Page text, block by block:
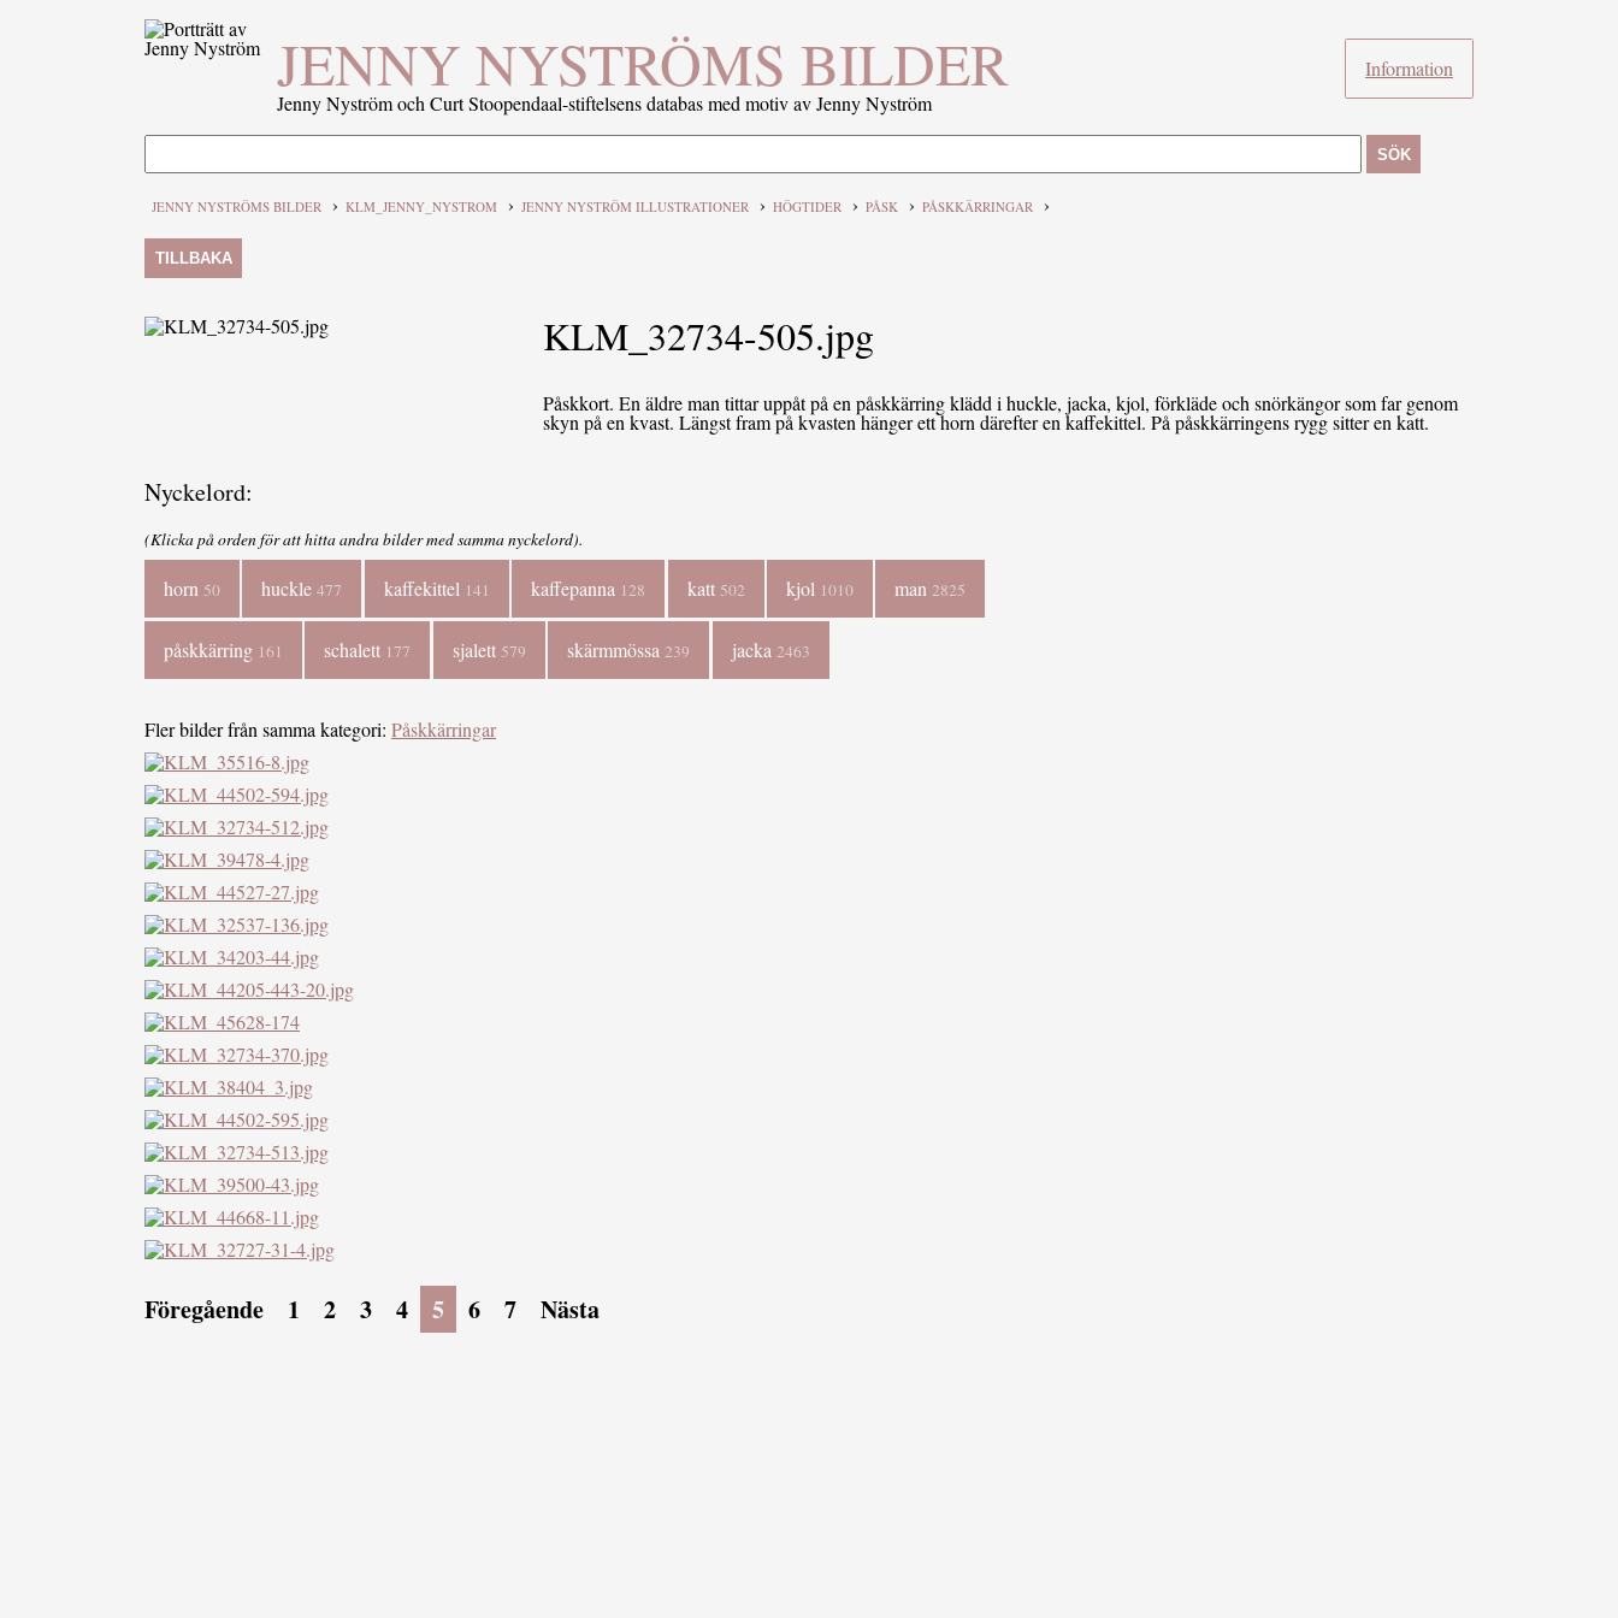
JENNY NYSTRÖMS BILDER
Jenny Nyström och Curt Stoopendaal-stiftelsens databas med motiv av Jenny Nyström
Information
SÖK
JENNY NYSTRÖMS BILDER › KLM_JENNY_NYSTROM › JENNY NYSTRÖM ILLUSTRATIONER › HÖGTIDER › PÅSK › PÅSKKÄRRINGAR ›
TILLBAKA
KLM_32734-505.jpg
Påskkort. En äldre man tittar uppåt på en påskkärring klädd i huckle, jacka, kjol, förkläde och snörkängor som far genom
skyn på en kvast. Längst fram på kvasten hänger ett horn därefter en kaffekittel. På påskkärringens rygg sitter en katt.
Nyckelord:
(Klicka på orden för att hitta andra bilder med samma nyckelord).
horn 50 huckle477 kaffekittel 141 kaffepanna 128 katt 502 kjol 1010 man 2825
påskkärring 161 schalett 177 sjalett 579 skärmmössa 239 jacka 2463
Fler bilder från samma kategori: Påskkärringar
Föregående 1 2 3 4 5 6 7 Nästa